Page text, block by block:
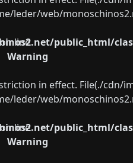
leder/web/
public_html/
on line
Warning
in effect. File(./
leder/web/
public_html/
on line
Warning